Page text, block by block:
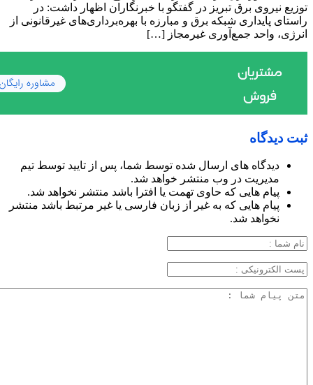
توزیع نیروی برق تبریز در گفتگو با خبرنگاران اظهار داشت: در
راستای پایداری شبکه برق و مبارزه با بهره‌برداری‌های غیرقانونی از
انرژی، واحد جمع‌آوری غیرمجاز […]
ثبت دیدگاه
دیدگاه های ارسال شده توسط شما، پس از تایید توسط تیم
مدیریت در وب منتشر خواهد شد.
پیام هایی که حاوی تهمت یا افترا باشد منتشر نخواهد شد.
پیام هایی که به غیر از زبان فارسی یا غیر مرتبط باشد منتشر
نخواهد شد.